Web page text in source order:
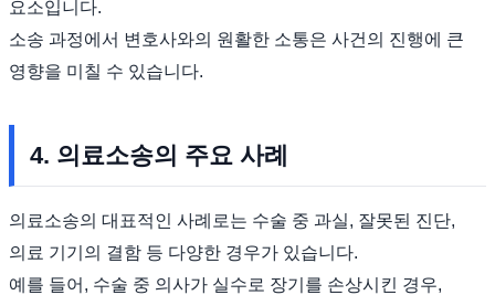
요소입니다.
소송 과정에서 변호사와의 원활한 소통은 사건의 진행에 큰
영향을 미칠 수 있습니다.
4. 의료소송의 주요 사례
의료소송의 대표적인 사례로는 수술 중 과실, 잘못된 진단,
의료 기기의 결함 등 다양한 경우가 있습니다.
예를 들어, 수술 중 의사가 실수로 장기를 손상시킨 경우,